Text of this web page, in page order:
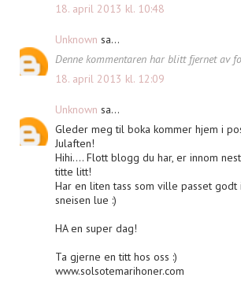
18. april 2013 kl. 10:48
Unknown sa...
Denne kommentaren har blitt fjernet av
18. april 2013 kl. 12:09
Unknown sa...
Gleder meg til boka kommer hjem i
Julaften!
Hihi.... Flott blogg du har, er innom
titte litt!
Har en liten tass som ville passet godt
sneisen lue :)
HA en super dag!
Ta gjerne en titt hos oss :)
www.solsotemarihoner.com